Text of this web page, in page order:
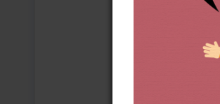
Co
przez
co bądź